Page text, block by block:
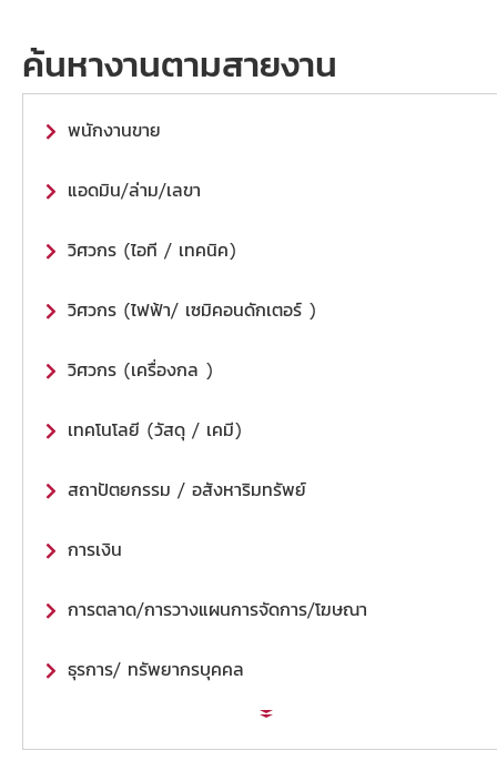
ค้นหางานตามสายงาน
พนักงานขาย
แอดมิน/ล่าม/เลขา
วิศวกร (ไอที / เทคนิค)
วิศวกร (ไฟฟ้า/ เซมิคอนดักเตอร์ )
วิศวกร (เครื่องกล )
เทคโนโลยี (วัสดุ / เคมี)
สถาปัตยกรรม / อสังหาริมทรัพย์
การเงิน
การตลาด/การวางแผนการจัดการ/โฆษณา
ธุรการ/ ทรัพยากรบุคคล